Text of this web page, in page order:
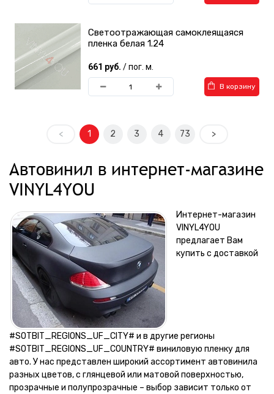
Светоотражающая самоклеящаяся
пленка белая 1.24
661 руб. / пог. м.
В корзину
< 1 2 3 4 73 >
Автовинил в интернет-магазине
VINYL4YOU
Интернет-магазин
VINYL4YOU
предлагает Вам
купить с доставкой
#SOTBIT_REGIONS_UF_CITY# и в другие регионы
#SOTBIT_REGIONS_UF_COUNTRY# виниловую пленку для
авто. У нас представлен широкий ассортимент автовинила
разных цветов, с глянцевой или матовой поверхностью,
прозрачные и полупрозрачные – выбор зависит только от